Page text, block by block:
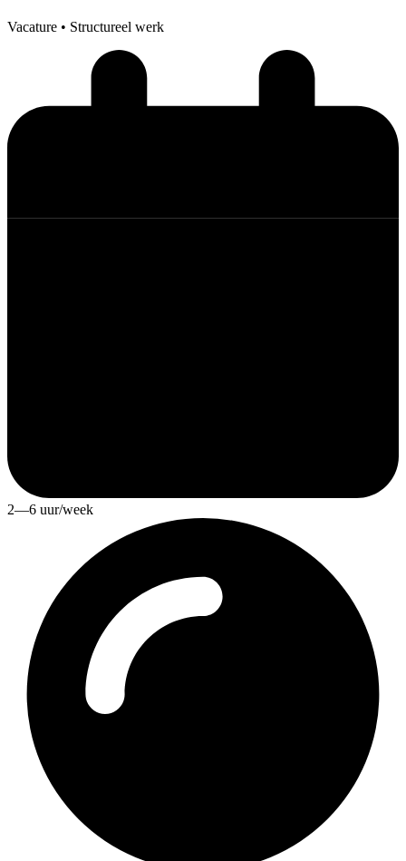
Vacature • Structureel werk
2—6 uur/week